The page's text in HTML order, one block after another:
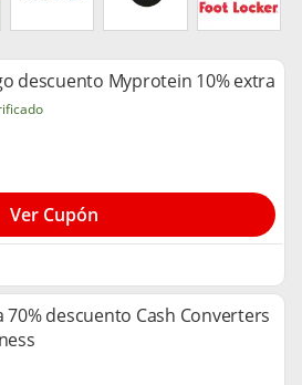
descuento Myprotein 10% extra
Ver Cupón
70% descuento Cash Converters